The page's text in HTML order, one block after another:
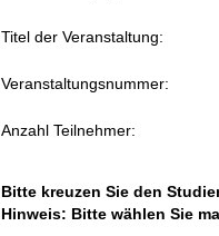
Titel der Veranstaltung:
Veranstaltungsnummer:
Anzahl Teilnehmer:
Bitte kreuzen Sie den
Hinweis: Bitte wählen Sie